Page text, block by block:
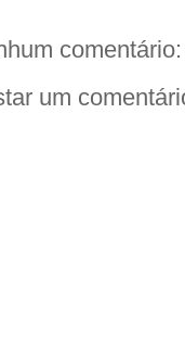
comentário:
um